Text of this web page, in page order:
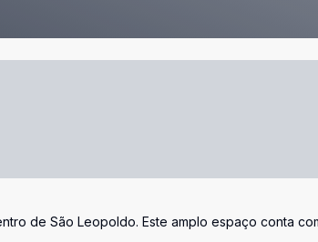
de São Leopoldo. Este amplo espaço conta